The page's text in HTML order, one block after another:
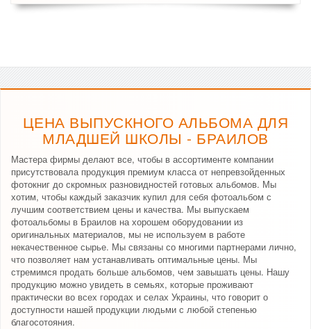
ЦЕНА ВЫПУСКНОГО АЛЬБОМА ДЛЯ
МЛАДШЕЙ ШКОЛЫ - БРАИЛОВ
Мастера фирмы делают все, чтобы в ассортименте компании
присутствовала продукция премиум класса от непревзойденных
фотокниг до скромных разновидностей готовых альбомов. Мы
хотим, чтобы каждый заказчик купил для себя фотоальбом с
лучшим соответствием цены и качества. Мы выпускаем
фотоальбомы в Браилов на хорошем оборудовании из
оригинальных материалов, мы не используем в работе
некачественное сырье. Мы связаны со многими партнерами лично,
что позволяет нам устанавливать оптимальные цены. Мы
стремимся продать больше альбомов, чем завышать цены. Нашу
продукцию можно увидеть в семьях, которые проживают
практически во всех городах и селах Украины, что говорит о
доступности нашей продукции людьми с любой степенью
благосотояния.